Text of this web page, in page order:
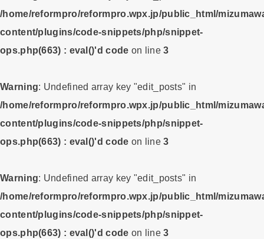
/home/reformpro/reformpro.wpx.jp/public_html/
content/plugins/code-snippets/php/snippet-
ops.php(663) : eval()'d code on line3
Warning: Undefined array key "edit_posts" in
/home/reformpro/reformpro.wpx.jp/public_html/
content/plugins/code-snippets/php/snippet-
ops.php(663) : eval()'d code on line3
Warning: Undefined array key "edit_posts" in
/home/reformpro/reformpro.wpx.jp/public_html/
content/plugins/code-snippets/php/snippet-
ops.php(663) : eval()'d code on line3